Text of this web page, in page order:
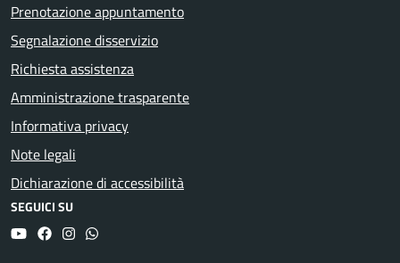
Prenotazione appuntamento
Segnalazione disservizio
Richiesta assistenza
Amministrazione trasparente
Informativa privacy
Note legali
Dichiarazione di accessibilità
SEGUICI SU
YouTubeFacebookInstagram
Whatsapp